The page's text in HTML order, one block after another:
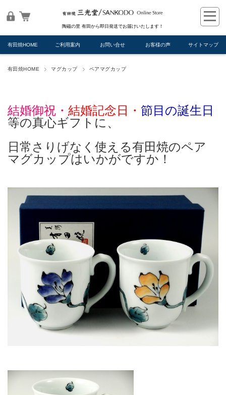
陶磁の里 有田から即日発送でお届けいたします！
有田焼HOME ご利用案内 お問い合せ お客様の声 サイトマップ
有田焼HOME マグカップ ペアマグカップ
結婚御祝・ 結婚記念日・ 節目の誕生日
等の真心ギフトに、
日常さりげなく使える有田焼のペア
マグカップはいかがですか！